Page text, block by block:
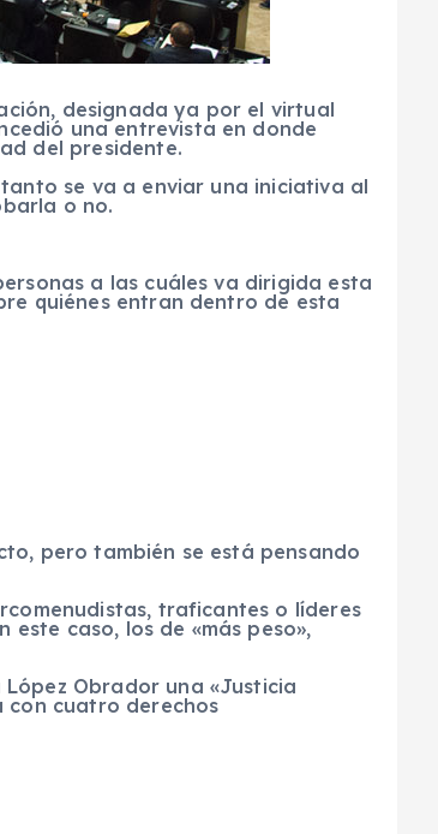
designada ya por el virtual
una entrevista en donde
del presidente.
se va a enviar una iniciativa al
o no.
a las cuáles va dirigida esta
quiénes entran dentro de esta
pero también se está pensando
traficantes o líderes
caso, los de «más peso»,
Obrador una «Justicia
con cuatro derechos